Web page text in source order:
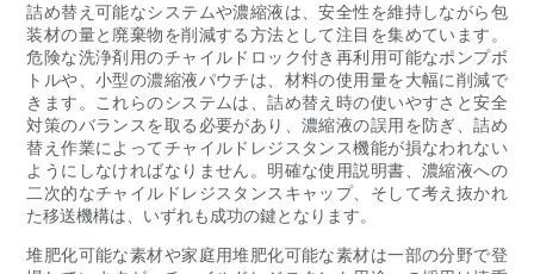
詰め替え可能なシステムや濃縮液は、安全性を維持しながら包
装材の量と廃棄物を削減する方法として注目を集めています。
危険な洗浄剤用のチャイルドロック付き再利用可能なポンプボ
トルや、小型の濃縮液パウチは、材料の使用量を大幅に削減で
きます。これらのシステムは、詰め替え時の使いやすさと安全
対策のバランスを取る必要があり、濃縮液の誤用を防ぎ、詰め
替え作業によってチャイルドレジスタンス機能が損なわれない
ようにしなければなりません。明確な使用説明書、濃縮液への
二次的なチャイルドレジスタンスキャップ、そして考え抜かれ
た移送機構は、いずれも成功の鍵となります。
堆肥化可能な素材や家庭用堆肥化可能な素材は一部の分野で登